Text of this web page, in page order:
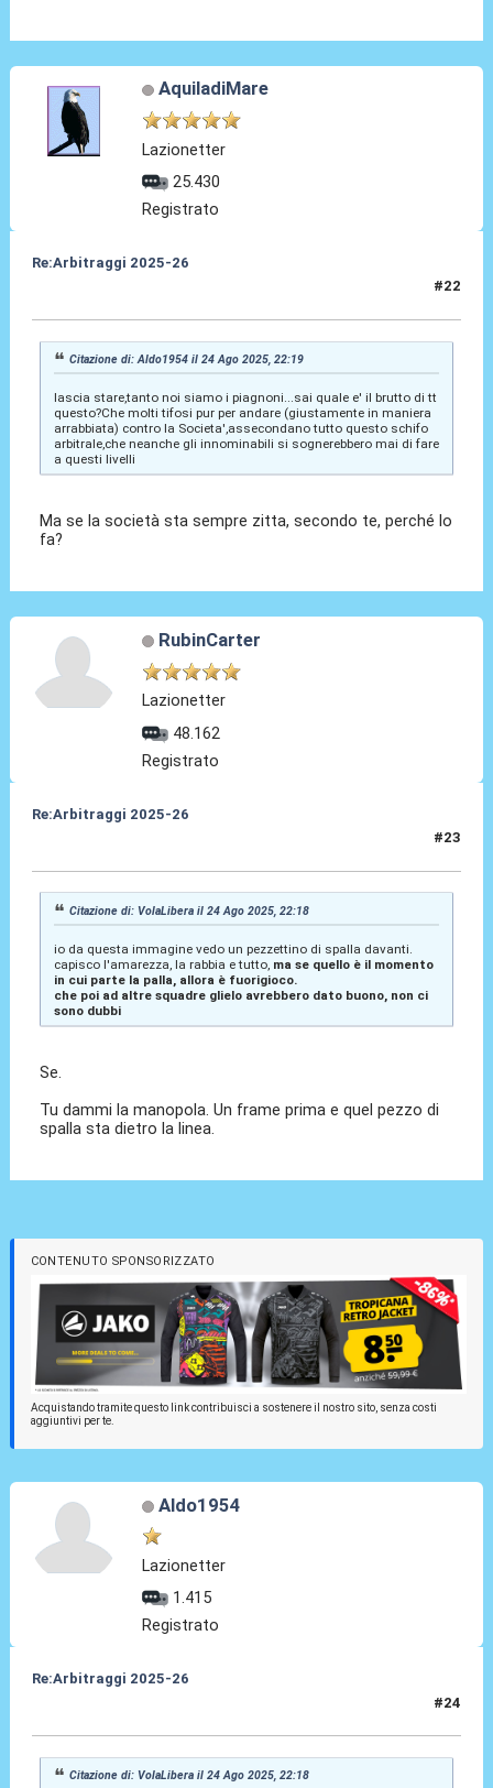
AquiladiMare
Lazionetter
25.430
Registrato
Re:Arbitraggi 2025-26
#22
Citazione di: Aldo1954 il 24 Ago 2025, 22:19
lascia stare,tanto noi siamo i piagnoni...sai quale e' il brutto di tt
questo?Che molti tifosi pur per andare (giustamente in maniera
arrabbiata) contro la Societa',assecondano tutto questo schifo
arbitrale,che neanche gli innominabili si sognerebbero mai di fare
a questi livelli
Ma se la società sta sempre zitta, secondo te, perché lo
fa?
RubinCarter
Lazionetter
48.162
Registrato
Re:Arbitraggi 2025-26
#23
Citazione di: VolaLibera il 24 Ago 2025, 22:18
io da questa immagine vedo un pezzettino di spalla davanti.
capisco l'amarezza, la rabbia e tutto,ma se quello è il momento
in cui parte la palla, allora è fuorigioco.
che poi ad altre squadre glielo avrebbero dato buono, non ci
sono dubbi
Se.
Tu dammi la manopola. Un frame prima e quel pezzo di
spalla sta dietro la linea.
CONTENUTO SPONSORIZZATO
Acquistando tramite questo link contribuisci a sostenere il nostro sito, senza costi
aggiuntivi per te.
Aldo1954
Lazionetter
1.415
Registrato
Re:Arbitraggi 2025-26
#24
Citazione di: VolaLibera il 24 Ago 2025, 22:18